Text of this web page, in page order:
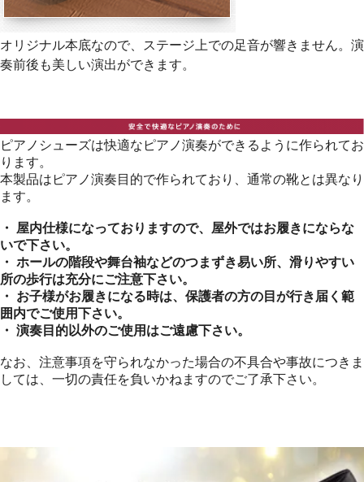
オリジナル本底なので、ステージ上での足音が響きません。演
奏前後も美しい演出ができます。
ピアノシューズは快適なピアノ演奏ができるように作られてお
ります。
本製品はピアノ演奏目的で作られており、通常の靴とは異なり
ます。
・ 屋内仕様になっておりますので、屋外ではお履きにならな
いで下さい。
・ ホールの階段や舞台袖などのつまずき易い所、滑りやすい
所の歩行は充分にご注意下さい。
・ お子様がお履きになる時は、保護者の方の目が行き届く範
囲内でご使用下さい。
・ 演奏目的以外のご使用はご遠慮下さい。
なお、注意事項を守られなかった場合の不具合や事故につきま
しては、一切の責任を負いかねますのでご了承下さい。